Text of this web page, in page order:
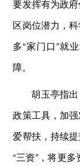
要发挥有为政
区岗位潜力，
多“家门口”就
障。
胡玉亭指
政策工具，加
爱帮扶，持续
“三资”，将更